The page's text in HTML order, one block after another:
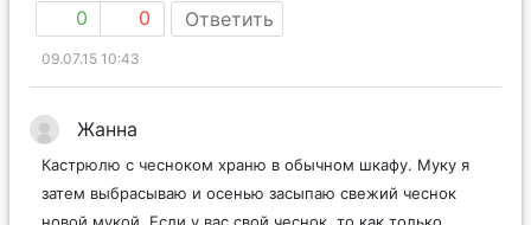
0 0 Ответить
09.07.15 10:43
Жанна
Кастрюлю с чесноком храню в обычном шкафу. Муку я
затем выбрасываю и осенью засыпаю свежий чеснок